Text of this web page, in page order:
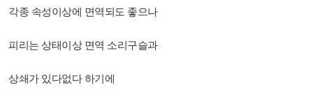
각종 속성이상에 면역되도 좋으나
피리는 상태이상 면역 소리구슬과
상쇄가 있다없다 하기에